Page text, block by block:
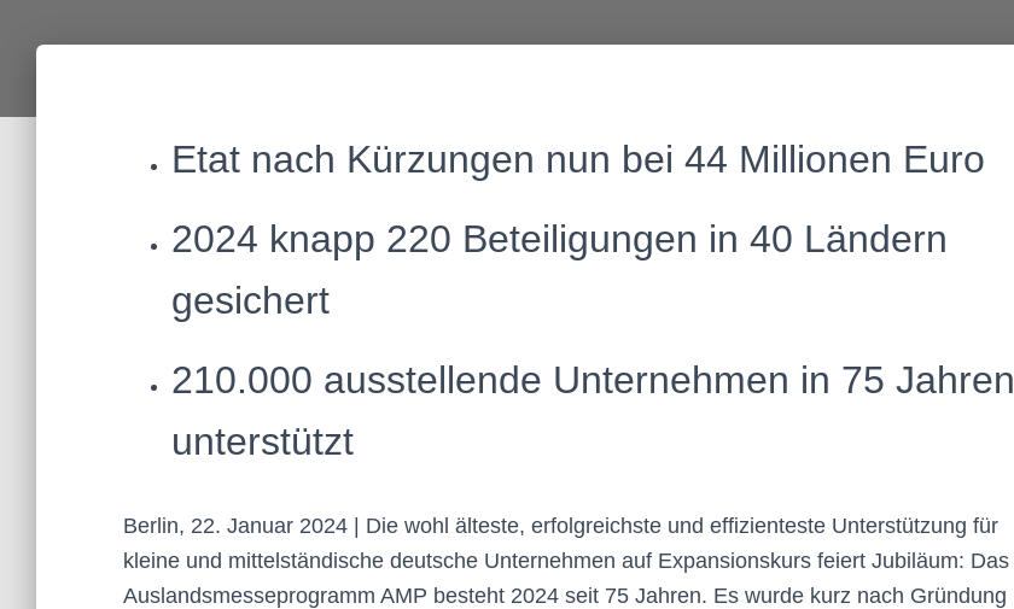
Etat nach Kürzungen nun bei 44 Millionen Euro
2024 knapp 220 Beteiligungen in 40 Ländern
gesichert
210.000 ausstellende Unternehmen in 75 Jahren
unterstützt
Berlin, 22. Januar 2024 | Die wohl älteste, erfolgreichste und effizienteste Unterstützung für
kleine und mittelständische deutsche Unternehmen auf Expansionskurs feiert Jubiläum: Das
Auslandsmesseprogramm AMP besteht 2024 seit 75 Jahren. Es wurde kurz nach Gründung